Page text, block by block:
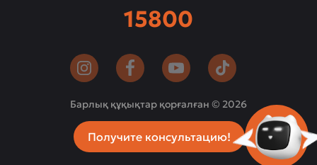
Получите консультацию!
Барлық құқықтар қорғалған © 2026
15800